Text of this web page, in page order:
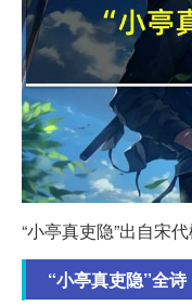
“小亭真吏隐”出自宋
“小亭真吏隐”全诗